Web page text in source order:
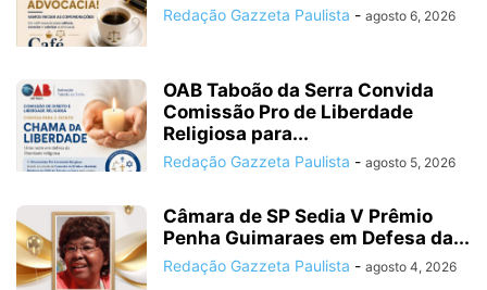
Redação Gazzeta Paulista - agosto 6, 2026
OAB Taboão da Serra Convida
Comissão Pro de Liberdade
Religiosa para...
Redação Gazzeta Paulista - agosto 5, 2026
Câmara de SP Sedia V Prêmio
Penha Guimaraes em Defesa da...
Redação Gazzeta Paulista - agosto 4, 2026